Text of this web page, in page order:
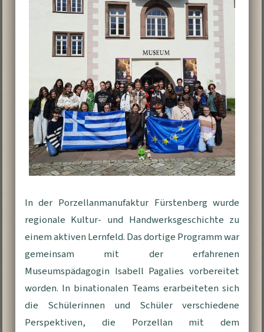
In der Porzellanmanufaktur Fürstenberg wurde
regionale Kultur- und Handwerksgeschichte zu
einem aktiven Lernfeld. Das dortige Programm war
gemeinsam mit der erfahrenen
Museumspädagogin Isabell Pagalies vorbereitet
worden. In binationalen Teams erarbeiteten sich
die Schülerinnen und Schüler verschiedene
Perspektiven, die Porzellan mit dem